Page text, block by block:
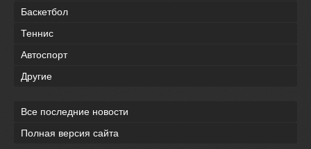
Баскетбол
Теннис
Автоспорт
Другие
Все последние новости
Полная версия сайта